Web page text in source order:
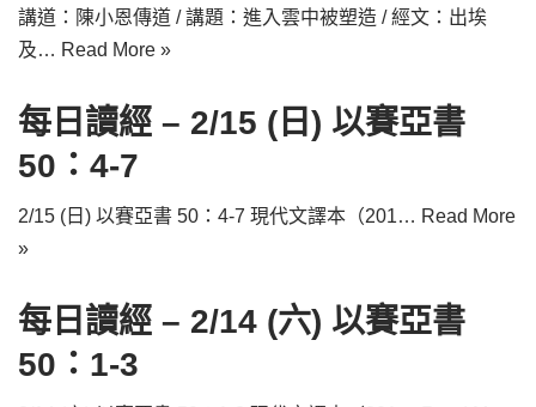
講道：陳小恩傳道 / 講題：進入雲中被塑造 / 經文：出埃
及… Read More »
每日讀經 – 2/15 (日) 以賽亞書
50：4-7
2/15 (日) 以賽亞書 50：4-7 現代文譯本（201… Read More
»
每日讀經 – 2/14 (六) 以賽亞書
50：1-3